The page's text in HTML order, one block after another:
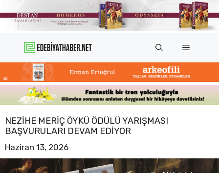
atla
Menü
NEZIHE MERIÇ ÖYKÜ ÖDÜLÜ YARIŞMASI
BAŞVURULARI DEVAM EDIYOR
Haziran 13, 2026